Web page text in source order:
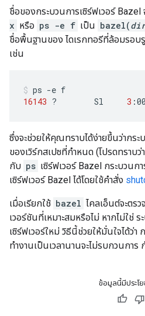
ชื่อของกระบวนการเซิร์ฟเวอร์ Bazel
x หรือ ps -e f เป็น bazel(
ชื่อพื้นฐานของ ไดเรกทอรีที่ล้อมรอบ
เช่น
ps -e
16143 ? Sl 3 :00
ซึ่งจะช่วยให้คุณทราบได้ง่ายขึ้นว่ากระ
ของเวิร์กสเปซที่กำหนด (โปรดทราบ
กับ ps เซิร์ฟเวอร์ Bazel กระบวนก
เซิร์ฟเวอร์ Bazel ได้โดยใช้คำสั่ง
เมื่อเรียกใช้ bazel ไคลเอ็นต์จะตร
เวอร์ชันที่เหมาะสมหรือไม่ หากไม่ใช่ ร
เซิร์ฟเวอร์ใหม่ วิธีนี้ช่วยให้มั่นใจได้ว่า
ทำงานเป็นเวลานานจะไม่รบกวนการ
ข้อมูลนี้มีประโย